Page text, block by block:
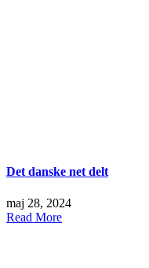
Det danske net delt
maj 28, 2024
Read More